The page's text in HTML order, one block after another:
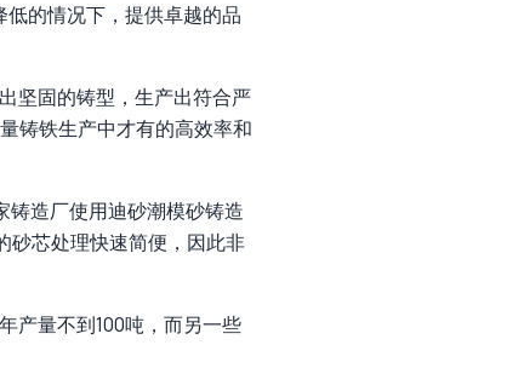
的情况下，提供卓越的品
坚固的铸型，生产出符合严
铸铁生产中才有的高效率和
铸造厂使用迪砂潮模砂铸造
砂芯处理快速简便，因此非
产量不到100吨，而另一些